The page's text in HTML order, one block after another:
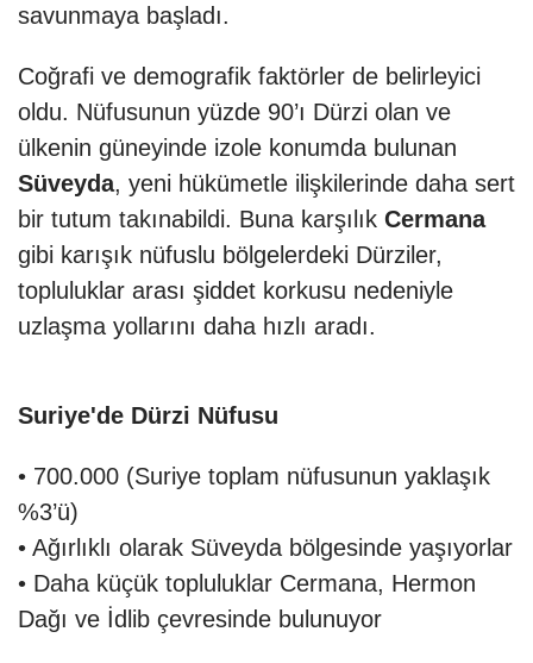
savunmaya başladı.
Coğrafi ve demografik faktörler de belirleyici
oldu. Nüfusunun yüzde 90’ı Dürzi olan ve
ülkenin güneyinde izole konumda bulunan
Süveyda, yeni hükümetle ilişkilerinde daha sert
bir tutum takınabildi. Buna karşılık Cermana
gibi karışık nüfuslu bölgelerdeki Dürziler,
topluluklar arası şiddet korkusu nedeniyle
uzlaşma yollarını daha hızlı aradı.
Suriye'de Dürzi Nüfusu
• 700.000 (Suriye toplam nüfusunun yaklaşık
%3’ü)
• Ağırlıklı olarak Süveyda bölgesinde yaşıyorlar
• Daha küçük topluluklar Cermana, Hermon
Dağı ve İdlib çevresinde bulunuyor